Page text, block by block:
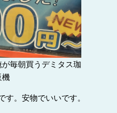
毎朝買うデミタス珈
機
。安物でいいです。